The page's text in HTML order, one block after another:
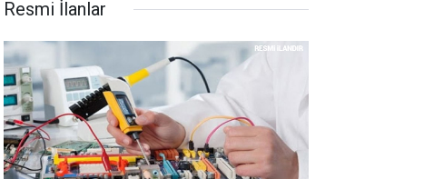
Resmi İlanlar